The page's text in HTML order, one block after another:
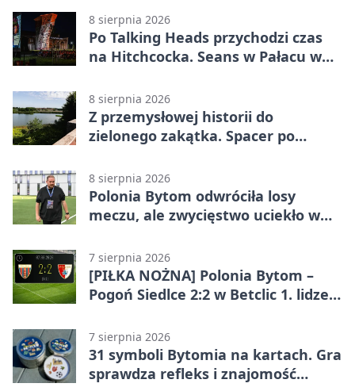
8 sierpnia 2026
Po Talking Heads przychodzi czas
na Hitchcocka. Seans w Pałacu w
8 sierpnia 2026
Z przemysłowej historii do
zielonego zakątka. Spacer po
8 sierpnia 2026
Polonia Bytom odwróciła losy
meczu, ale zwycięstwo uciekło w
7 sierpnia 2026
[PIŁKA NOŻNA] Polonia Bytom –
Pogoń Siedlce 2:2 w Betclic 1. lidze.
ale stracili zwycięstwo
7 sierpnia 2026
31 symboli Bytomia na kartach. Gra
sprawdza refleks i znajomość